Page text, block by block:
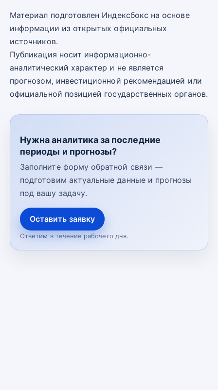
Материал подготовлен Индексбокс на основе
информации из открытых официальных
источников.
Публикация носит информационно-
аналитический характер и не является
прогнозом, инвестиционной рекомендацией или
официальной позицией государственных органов.
Нужна аналитика за последние
периоды и прогнозы?
Заполните форму обратной связи —
подготовим актуальные данные и прогнозы
под вашу задачу.
Оставить заявку
Ответим в течение рабочего дня.